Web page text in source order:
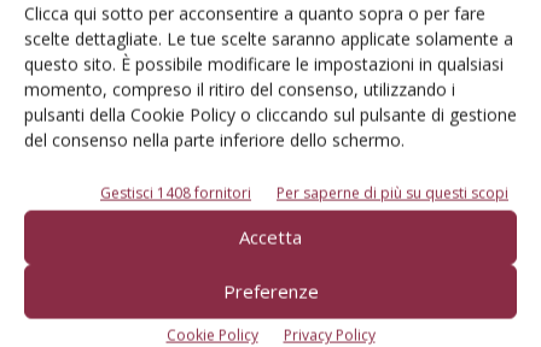
Clicca qui sotto per acconsentire a quanto sopra o per fare
scelte dettagliate. Le tue scelte saranno applicate solamente a
questo sito. È possibile modificare le impostazioni in qualsiasi
momento, compreso il ritiro del consenso, utilizzando i
pulsanti della Cookie Policy o cliccando sul pulsante di gestione
del consenso nella parte inferiore dello schermo.
Gestisci 1408 fornitori Per saperne di più su questi scopi
Accetta
Preferenze
Cookie Policy Privacy Policy
Il Governo blocca i costruttori di macchine
agricole